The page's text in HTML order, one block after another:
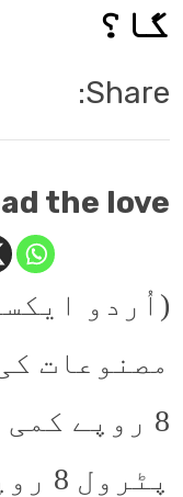
گا؟
Share:
the love
(اُردو
مصنوعات
8 روپے